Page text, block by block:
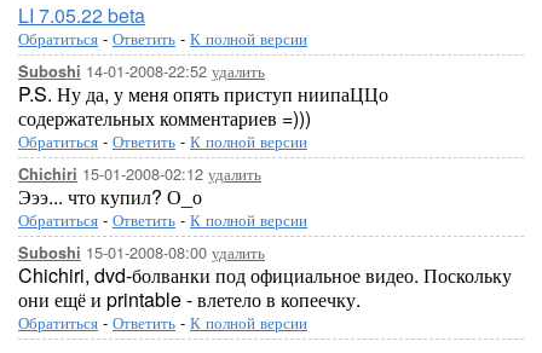
LI 7.05.22 beta
Обратиться - Ответить - К полной версии
Suboshi 14-01-2008-22:52 удалить
P.S. Ну да, у меня опять приступ ниипаЦЦо
содержательных комментариев =)))
Обратиться - Ответить - К полной версии
Chichiri 15-01-2008-02:12 удалить
Эээ... что купил? О_о
Обратиться - Ответить - К полной версии
Suboshi 15-01-2008-08:00 удалить
Chichiri, dvd-болванки под официальное видео. Поскольку
они ещё и printable - влетело в копеечку.
Обратиться - Ответить - К полной версии